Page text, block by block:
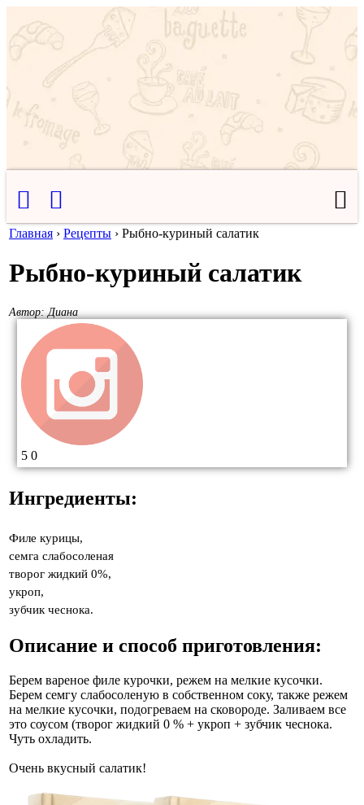
Главная › Рецепты › Рыбно-куриный салатик
Рыбно-куриный салатик
Автор: Диана
5 0
Ингредиенты:
Филе курицы,
семга слабосоленая
творог жидкий 0%,
укроп,
зубчик чеснока.
Описание и способ приготовления:
Берем вареное филе курочки, режем на мелкие кусочки.
Берем семгу слабосоленую в собственном соку, также режем
на мелкие кусочки, подогреваем на сковороде. Заливаем все
это соусом (творог жидкий 0 % + укроп + зубчик чеснока.
Чуть охладить.
Очень вкусный салатик!